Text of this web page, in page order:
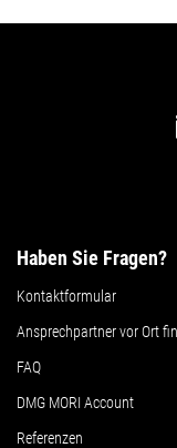
Haben Sie Fragen?
Kontaktformular
Ansprechpartner vor Ort
FAQ
DMG MORI Account
Referenzen